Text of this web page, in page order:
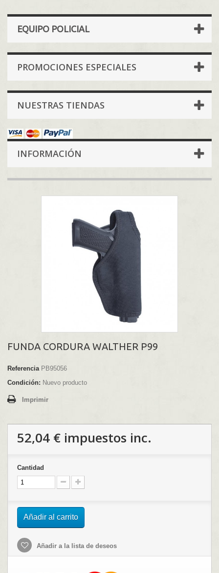
EQUIPO POLICIAL
PROMOCIONES ESPECIALES
NUESTRAS TIENDAS
INFORMACIÓN
FUNDA CORDURA WALTHER P99
Referencia PB95056
Condición: Nuevo producto
Imprimir
52,04 € impuestos inc.
Cantidad
Añadir al carrito
Añadir a la lista de deseos